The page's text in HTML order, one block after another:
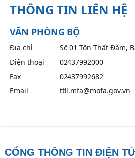
THÔNG TIN LIÊN HỆ
VĂN PHÒNG BỘ
Địa chỉ
Số 01 Tôn Thất Đàm,
Điện thoại
02437992000
Fax
02437992682
Email
ttll.mfa@mofa.gov.vn
CỔNG THÔNG TIN ĐIỆN